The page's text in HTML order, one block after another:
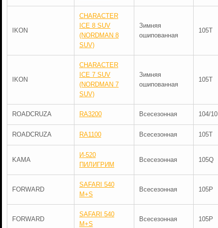
IKON
CHARACTER
ICE 8 SUV
(NORDMAN 8
SUV)
Зимняя
ошипованная
105T
IKON
CHARACTER
ICE 7 SUV
(NORDMAN 7
SUV)
Зимняя
ошипованная
105T
ROADCRUZA RA3200 Всесезонная 104/
ROADCRUZA RA1100 Всесезонная 105T
KAMA
И-520
ПИЛИГРИМ
Всесезонная 105Q
FORWARD
SAFARI 540
M+S
Всесезонная 105P
FORWARD
SAFARI 540
M+S
Всесезонная 105P